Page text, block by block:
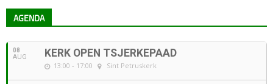
AGENDA
08
AUG KERK OPEN TSJERKEPAAD
13:00 - 17:00 Sint Petruskerk